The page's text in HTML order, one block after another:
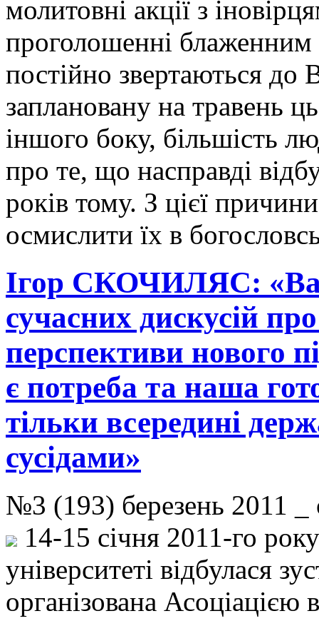
молитовні акції з
проголошенні блаженним
постійно звертаються до
заплановану на травень
іншого боку, більшість
про те, що насправді
років тому. З цієї
осмислити їх в
Ігор СКОЧИЛЯС:
сучасних дискусій
перспективи нового
є потреба та наша
тільки всередині
сусідами»
№3 (193) березень 2011
14-15 січня 2011-го
університеті відбулася
організована Асоціацією